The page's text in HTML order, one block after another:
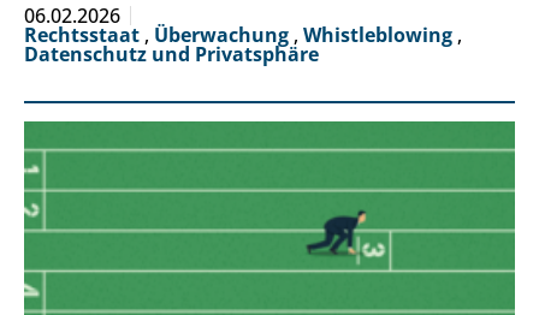
06.02.2026
Rechtsstaat , Überwachung , Whistleblowing ,
Datenschutz und Privatsphäre